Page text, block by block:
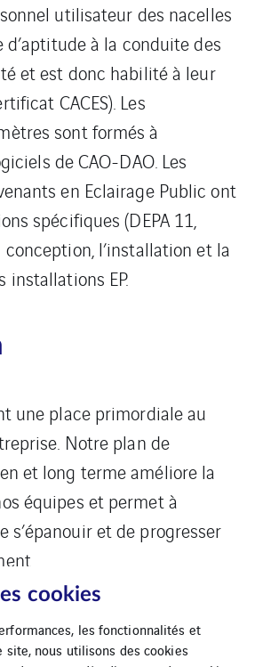
utilisateur des nacelles
d’aptitude à la conduite des
et est donc habilité à leur
CACES). Les
sont formés à
de CAO-DAO. Les
en Eclairage Public ont
spécifiques (DEPA 11,
conception, l’installation et la
installations EP.
une place primordiale au
Notre plan de
et long terme améliore la
équipes et permet à
s’épanouir et de progresser
cookies
les fonctionnalités et
site, nous utilisons des cookies